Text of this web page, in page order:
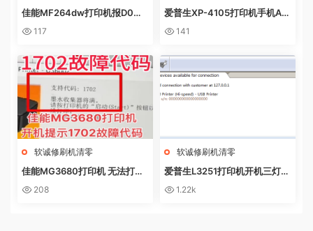
佳能MF264dw打印机报D0W
NL0AD MODE快速解决方法
117
爱普生XP-4105打印机手机AP
P上点了更新固件之后不识别墨
141
软诚修刷机清零
佳能MG3680打印机 无法打印
电脑提示错误代码5B02 废墨收
208
软诚修刷机清零
爱普生L3251打印机开机三灯长
亮 无自检动作
1.22k